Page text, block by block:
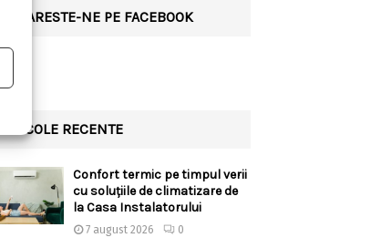
URMARESTE-NE PE FACEBOOK
ARTICOLE RECENTE
Confort termic pe timpul verii
cu soluțiile de climatizare de
la Casa Instalatorului
7 august 2026 0